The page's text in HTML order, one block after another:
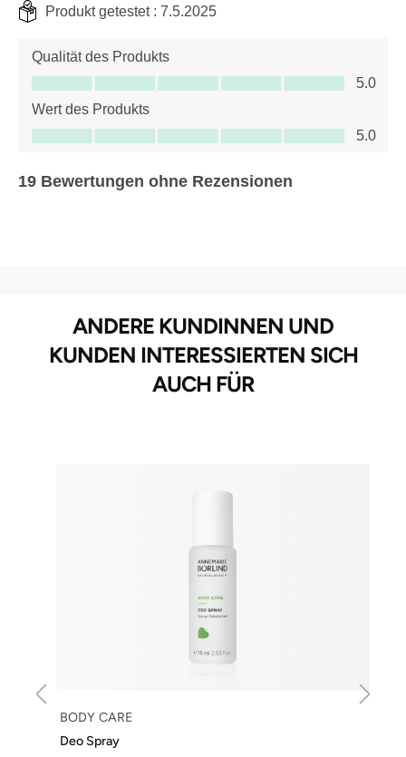
Produkt getestet : 7.5.2025
Qualität des Produkts
Qualität des Produkts, 5.0 von 5
5.0
Wert des Produkts
Wert des Produkts, 5.0 von 5
5.0
19 Bewertungen ohne Rezensionen
ANDERE KUNDINNEN UND
KUNDEN INTERESSIERTEN SICH
AUCH FÜR
BODY CARE
Deo Spray